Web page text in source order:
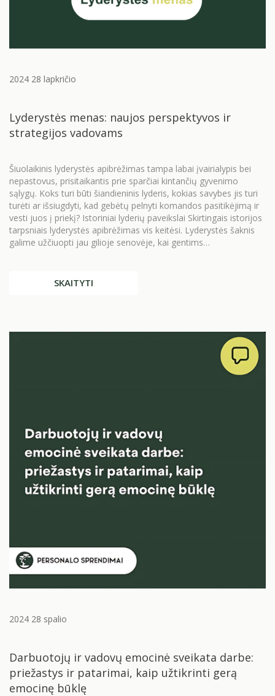
2024 28 lapkričio
Lyderystės menas: naujos perspektyvos ir
strategijos vadovams
Šiuolaikinis lyderystės apibrėžimas tampa labai įvairialypis bei
nepastovus, prisitaikantis prie sparčiai kintančių gyvenimo
sąlygų. Koks turi būti šiandieninis lyderis, kokias savybes jis turi
turėti ar išsiugdyti, kad gebėtų pelnyti komandos pasitikėjimą ir
vesti juos į priekį? Istoriniai lyderių paveikslai Skirtingais istorijos
tarpsniais lyderystės apibrėžimas vis keitėsi. Lyderystės šaknis
galime užčiuopti jau gilioje senovėje, kai gentims…
SKAITYTI
2024 28 spalio
Darbuotojų ir vadovų emocinė sveikata darbe:
priežastys ir patarimai, kaip užtikrinti gerą
emocinę būklę